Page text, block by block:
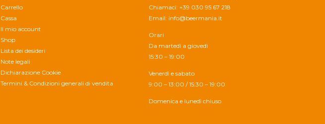
Carrello
Cassa
Il mio account
Shop
Lista dei desideri
Note legali
Dichiarazione Cookie
Termini & Condizioni generali di vendita
Chiamaci: +39 030 95 67 218
Email: info@beermania.it
Orari
Da martedì a giovedì
15:30 – 19:00
Venerdì e sabato
9:00 – 13:00 / 15:30 – 19:00
Domenica e lunedì chiuso